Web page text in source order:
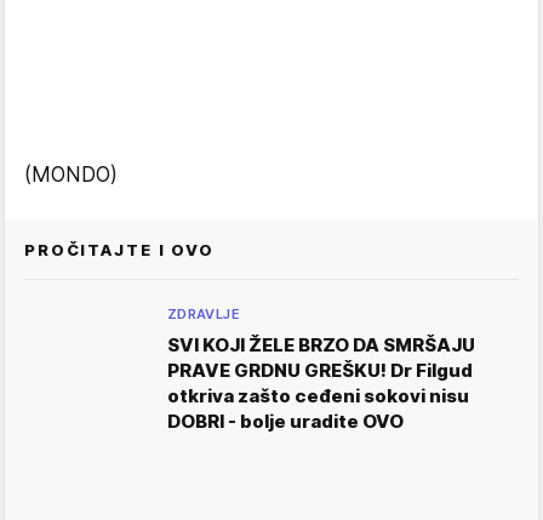
(MONDO)
PROČITAJTE I OVO
ZDRAVLJE
SVI KOJI ŽELE BRZO DA SMRŠAJU
PRAVE GRDNU GREŠKU! Dr Filgud
otkriva zašto ceđeni sokovi nisu
DOBRI - bolje uradite OVO